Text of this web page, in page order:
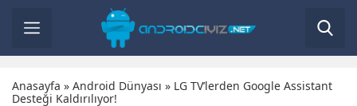
Anasayfa » Android Dünyası » LG TV’lerden Google Assistant
Desteği Kaldırılıyor!